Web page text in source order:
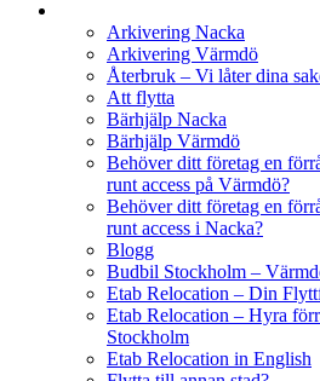
Arkivering Nacka
Arkivering Värmdö
Återbruk – Vi låter dina
Att flytta
Bärhjälp Nacka
Bärhjälp Värmdö
Behöver ditt företag en
runt access på Värmdö?
Behöver ditt företag en
runt access i Nacka?
Blogg
Budbil Stockholm –
Etab Relocation – Din
Etab Relocation – Hyra
Stockholm
Etab Relocation in English